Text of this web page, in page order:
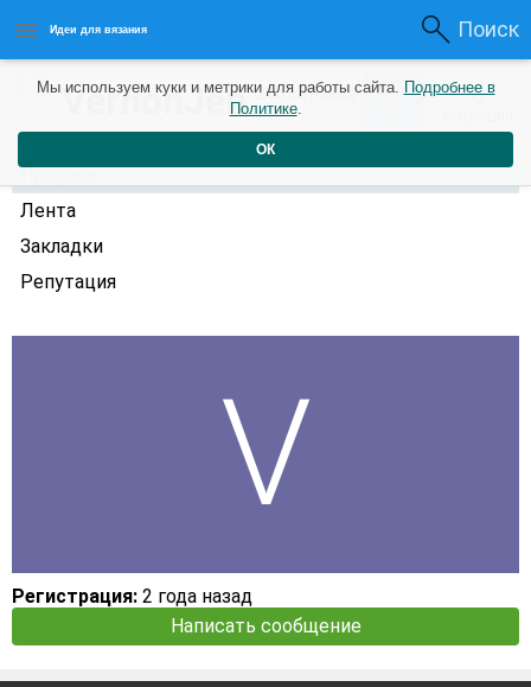
Идеи для вязания Поиск
VernonJen2 года назад 0 0
Профиль
Лента
Закладки
Репутация
Регистрация: 2 года назад
Написать сообщение
Мы используем куки и метрики для работы сайта. Подробнее в
Политике.
ОК